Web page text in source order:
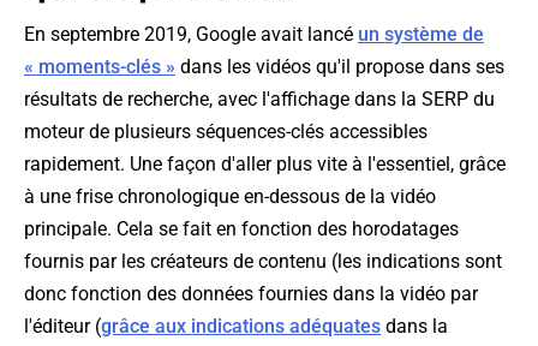
En septembre 2019, Google avait lancé un système de
« moments-clés » dans les vidéos qu'il propose dans ses
résultats de recherche, avec l'affichage dans la SERP du
moteur de plusieurs séquences-clés accessibles
rapidement. Une façon d'aller plus vite à l'essentiel, grâce
à une frise chronologique en-dessous de la vidéo
principale. Cela se fait en fonction des horodatages
fournis par les créateurs de contenu (les indications sont
donc fonction des données fournies dans la vidéo par
l'éditeur (grâce aux indications adéquates dans la